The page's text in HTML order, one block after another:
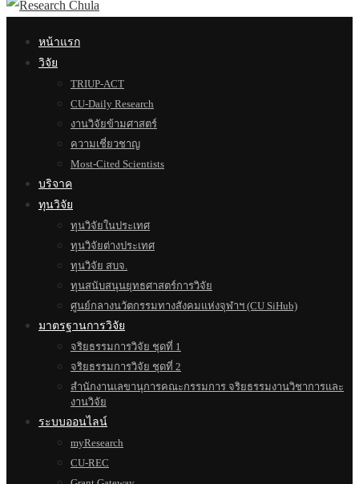
หน้าแรก
วิจัย
TRIUP-ACT
CU-Daily Research
งานวิจัยข้ามศาสตร์
ความเชี่ยวชาญ
Most-Cited Scientists
บริจาค
ทุนวิจัย
ทุนวิจัยในประเทศ
ทุนวิจัยต่างประเทศ
ทุนวิจัย สบจ.
ทุนสนับสนุนยุทธศาสตร์การวิจัย
ศูนย์กลางนวัตกรรมทางสังคมแห่งจุฬาฯ (CU SiHub)
มาตรฐานการวิจัย
จริยธรรมการวิจัย ชุดที่ 1
จริยธรรมการวิจัย ชุดที่ 2
สำนักงานเลขานุการคณะกรรมการ จริยธรรมงานวิชาการและ
งานวิจัย
ระบบออนไลน์
myResearch
CU-REC